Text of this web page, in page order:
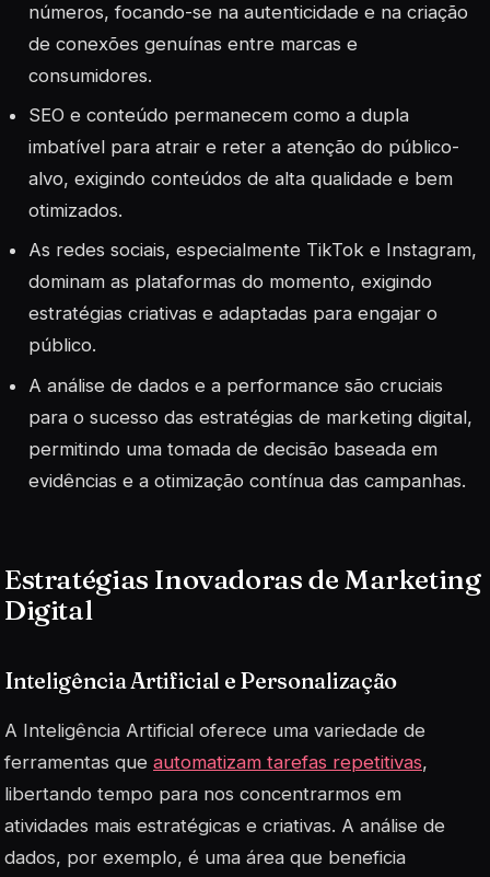
números, focando-se na autenticidade e na criação
de conexões genuínas entre marcas e
consumidores.
SEO e conteúdo permanecem como a dupla
imbatível para atrair e reter a atenção do público-
alvo, exigindo conteúdos de alta qualidade e bem
otimizados.
As redes sociais, especialmente TikTok e Instagram,
dominam as plataformas do momento, exigindo
estratégias criativas e adaptadas para engajar o
público.
A análise de dados e a performance são cruciais
para o sucesso das estratégias de marketing digital,
permitindo uma tomada de decisão baseada em
evidências e a otimização contínua das campanhas.
Estratégias Inovadoras de Marketing
Digital
Inteligência Artificial e Personalização
A Inteligência Artificial oferece uma variedade de
ferramentas que automatizam tarefas repetitivas,
libertando tempo para nos concentrarmos em
atividades mais estratégicas e criativas. A análise de
dados, por exemplo, é uma área que beneficia